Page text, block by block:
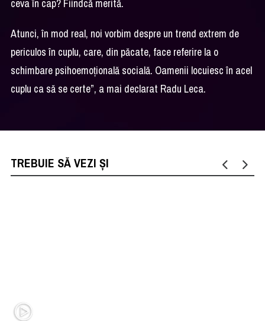
ceva în cap? Fiindcă merită.
Atunci, în mod real, noi vorbim despre un trend extrem de
periculos în cuplu, care, din păcate, face referire la o
schimbare psihoemoțională socială. Oamenii locuiesc în acel
cuplu ca să se certe”, a mai declarat Radu Leca.
TREBUIE SĂ VEZI ȘI